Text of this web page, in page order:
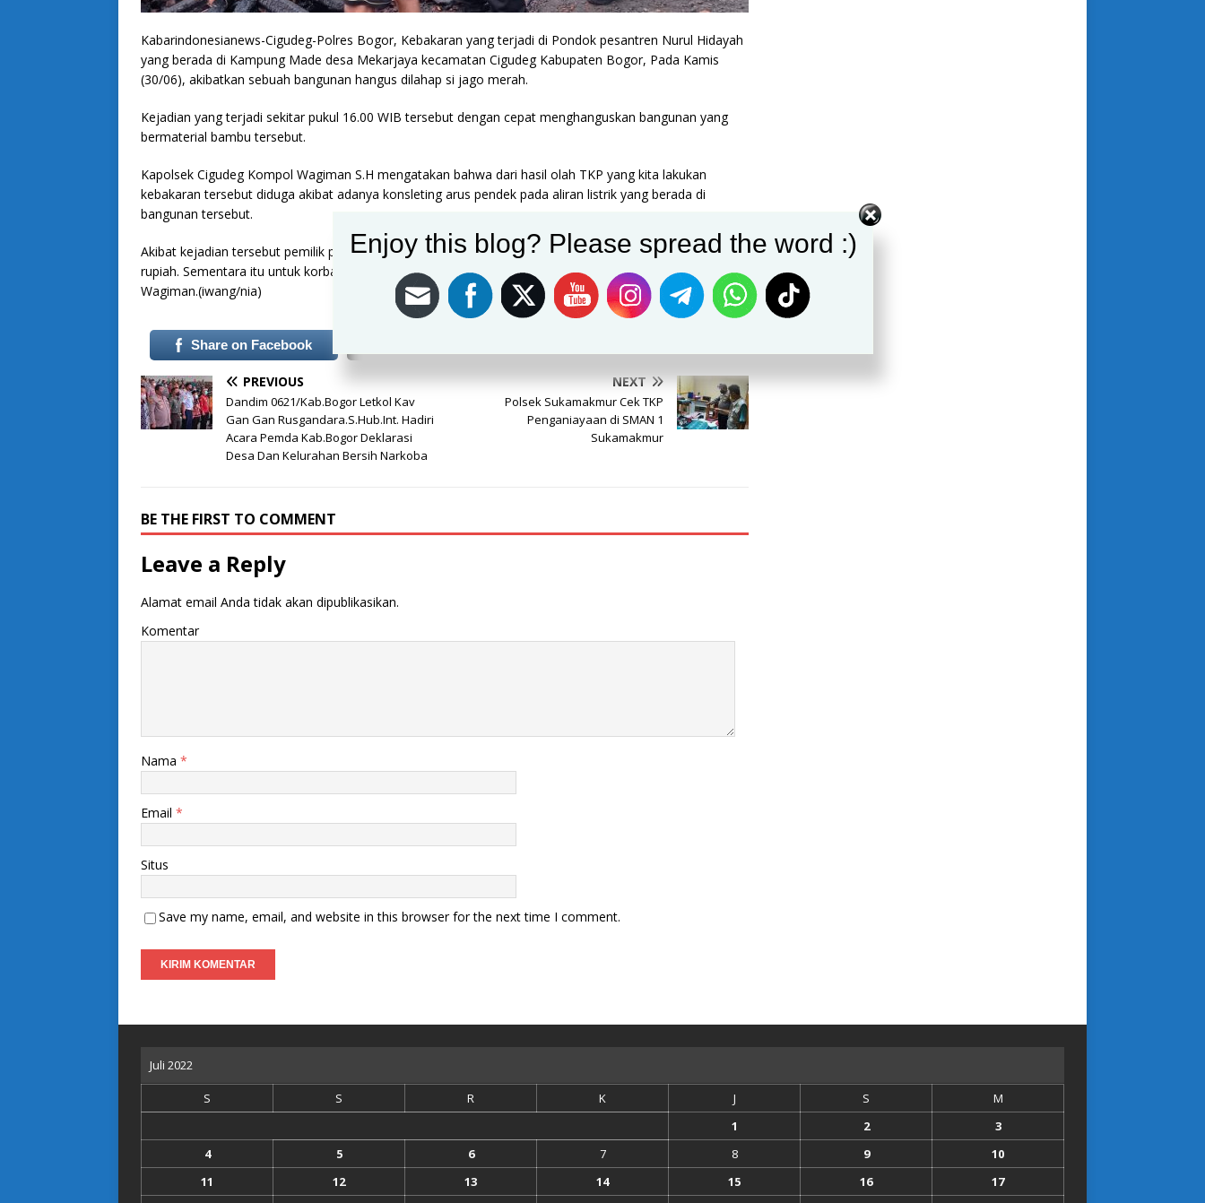
Kabarindonesianews-Cigudeg-Polres Bogor, Kebakaran yang terjadi di Pondok pesantren Nurul Hidayah
yang berada di Kampung Made desa Mekarjaya kecamatan Cigudeg Kabupaten Bogor, Pada Kamis
(30/06), akibatkan sebuah bangunan hangus dilahap si jago merah.
Kejadian yang terjadi sekitar pukul 16.00 WIB tersebut dengan cepat menghanguskan bangunan yang
bermaterial bambu tersebut.
Kapolsek Cigudeg Kompol Wagiman S.H mengatakan bahwa dari hasil olah TKP yang kita lakukan
kebakaran tersebut diduga akibat adanya konsleting arus pendek pada aliran listrik yang berada di
bangunan tersebut.
Akibat kejadian tersebut pemilik pesantren pun di perkirakan mengalami kerugian materi sebesar 30 juta
rupiah. Sementara itu untuk korban jiwa Alhamdulillah tidak ada, ungkap Kapolsek Cigudeg Kompol
Wagiman.(iwang/nia)
Share on Facebook
PREVIOUS
Dandim 0621/Kab.Bogor Letkol Kav
Gan Gan Rusgandara.S.Hub.Int. Hadiri
Acara Pemda Kab.Bogor Deklarasi
Desa Dan Kelurahan Bersih Narkoba
NEXT
Polsek Sukamakmur Cek TKP
Penganiayaan di SMAN 1
Sukamakmur
BE THE FIRST TO COMMENT
Leave a Reply
Alamat email Anda tidak akan dipublikasikan.
Komentar
Nama *
Email *
Situs
Save my name, email, and website in this browser for the next time I comment.
Juli 2022
S S R K J S
M
1
2
3
4
5 6 7 8 9
10
11
12 13 14 15 16
17
Enjoy this blog? Please spread the word :)